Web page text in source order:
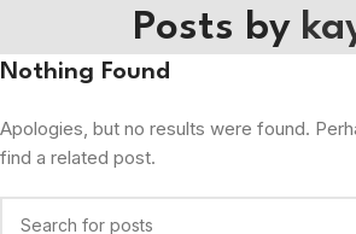
Posts by
Nothing Found
Apologies, but no results were found.
find a related post.